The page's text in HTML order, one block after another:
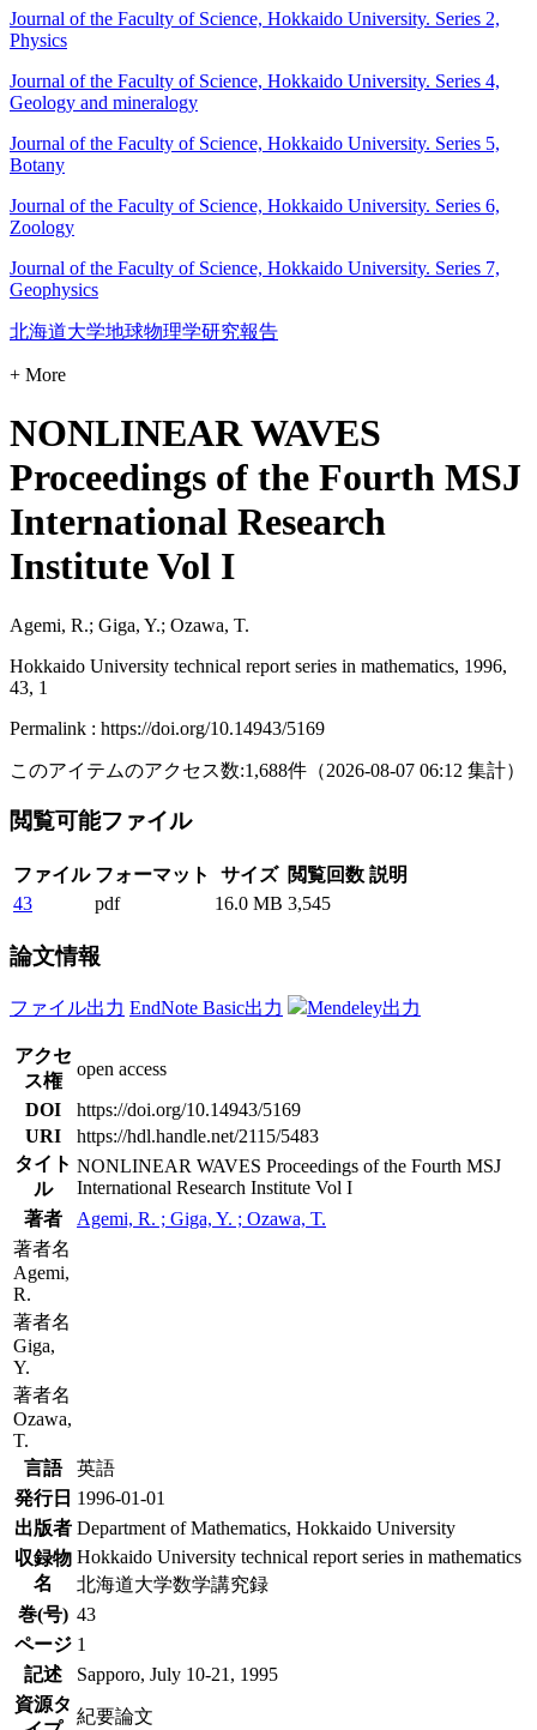
Journal of the Faculty of Science, Hokkaido University. Series 2,
Physics
Journal of the Faculty of Science, Hokkaido University. Series 4,
Geology and mineralogy
Journal of the Faculty of Science, Hokkaido University. Series 5,
Botany
Journal of the Faculty of Science, Hokkaido University. Series 6,
Zoology
Journal of the Faculty of Science, Hokkaido University. Series 7,
Geophysics
北海道大学地球物理学研究報告
+ More
NONLINEAR WAVES
Proceedings of the Fourth MSJ
International Research
Institute Vol I
Agemi, R.; Giga, Y.; Ozawa, T.
Hokkaido University technical report series in mathematics, 1996,
43, 1
Permalink : https://doi.org/10.14943/5169
このアイテムのアクセス数:1,688件 （2026-08-07 06:12 集計）
閲覧可能ファイル
ファイル フォーマット サイズ 閲覧回数 説明
43
pdf 16.0 MB 3,545
論文情報
ファイル出力 EndNote Basic出力 Mendeley出力
アクセ
ス権
open access
DOI
https://doi.org/10.14943/5169
URI
https://hdl.handle.net/2115/5483
タイト
ル
NONLINEAR WAVES Proceedings of the Fourth MSJ
International Research Institute Vol I
著者
Agemi, R. ; Giga, Y. ; Ozawa, T.
著者名
Agemi,
R.
著者名
Giga,
Y.
著者名
Ozawa,
T.
言語
英語
発行日 1996-01-01
出版者 Department of Mathematics, Hokkaido University
収録物
名
Hokkaido University technical report series in mathematics
北海道大学数学講究録
巻(号) 43
ページ 1
記述
Sapporo, July 10-21, 1995
資源タ
紀要論文